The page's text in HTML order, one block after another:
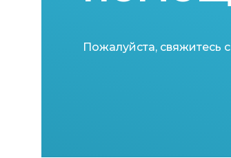
Пожалуйста,